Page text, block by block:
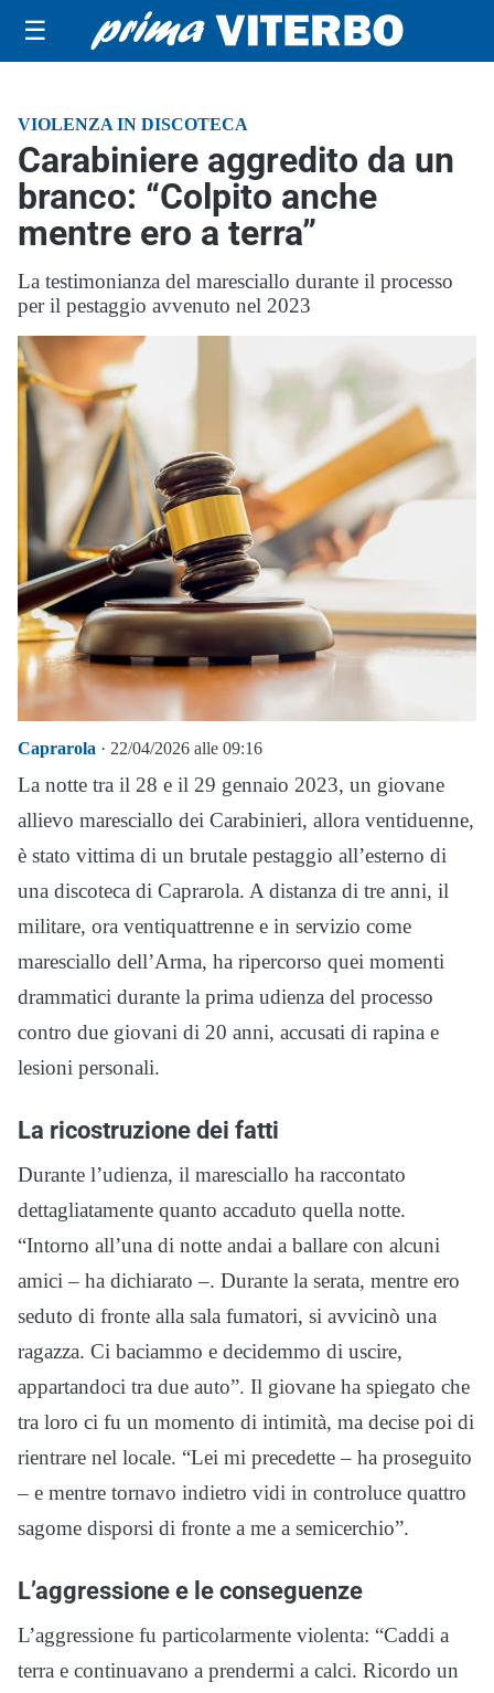
☰
VIOLENZA IN DISCOTECA
Carabiniere aggredito da un
branco: “Colpito anche
mentre ero a terra”
La testimonianza del maresciallo durante il processo
per il pestaggio avvenuto nel 2023
Caprarola · 22/04/2026 alle 09:16
La notte tra il 28 e il 29 gennaio 2023, un giovane
allievo maresciallo dei Carabinieri, allora ventiduenne,
è stato vittima di un brutale pestaggio all’esterno di
una discoteca di Caprarola. A distanza di tre anni, il
militare, ora ventiquattrenne e in servizio come
maresciallo dell’Arma, ha ripercorso quei momenti
drammatici durante la prima udienza del processo
contro due giovani di 20 anni, accusati di rapina e
lesioni personali.
La ricostruzione dei fatti
Durante l’udienza, il maresciallo ha raccontato
dettagliatamente quanto accaduto quella notte.
“Intorno all’una di notte andai a ballare con alcuni
amici – ha dichiarato –. Durante la serata, mentre ero
seduto di fronte alla sala fumatori, si avvicinò una
ragazza. Ci baciammo e decidemmo di uscire,
appartandoci tra due auto”. Il giovane ha spiegato che
tra loro ci fu un momento di intimità, ma decise poi di
rientrare nel locale. “Lei mi precedette – ha proseguito
– e mentre tornavo indietro vidi in controluce quattro
sagome disporsi di fronte a me a semicerchio”.
L’aggressione e le conseguenze
L’aggressione fu particolarmente violenta: “Caddi a
terra e continuavano a prendermi a calci. Ricordo un